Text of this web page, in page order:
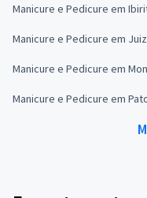
Manicure e Pedicure em
Manicure e Pedicure em
Manicure e Pedicure em
Manicure e Pedicure em